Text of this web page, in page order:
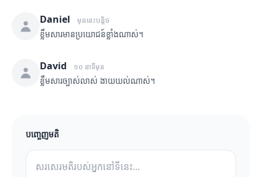
Daniel មុននេះបន្តិច
ខ្លឹមសារមានប្រយោជន៍ខ្លាំងណាស់។
David ១០ នាទីមុន
ខ្លឹមសារច្បាស់លាស់ ងាយយល់ណាស់។
បញ្ចេញមតិ